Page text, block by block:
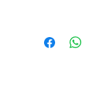
Editorial:
Idioma: